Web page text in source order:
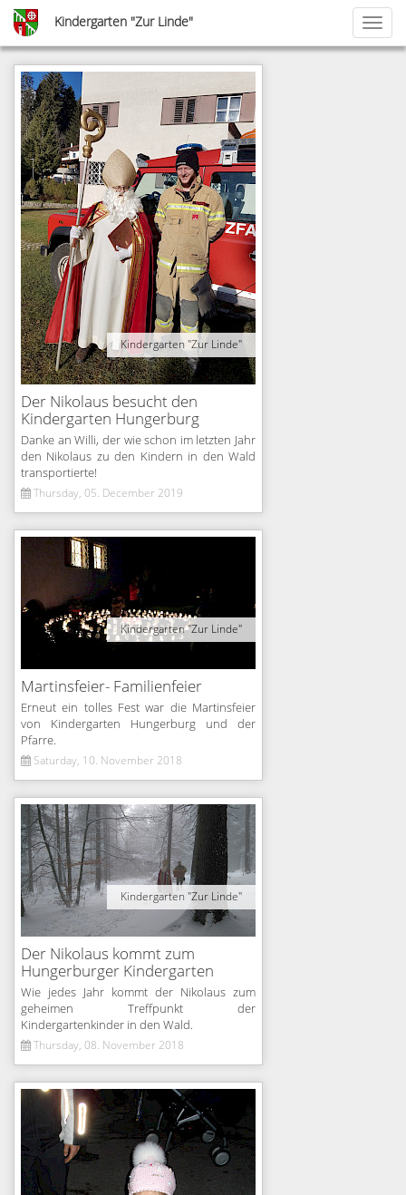
Skip
main
content
Kindergarten "Zur Linde"
Kindergarten "Zur Linde"
Der Nikolaus besucht den
Kindergarten Hungerburg
Danke an Willi, der wie schon im letzten Jahr
den Nikolaus zu den Kindern in den Wald
transportierte!
Thursday, 05. December 2019
Kindergarten "Zur Linde"
Martinsfeier- Familienfeier
Erneut ein tolles Fest war die Martinsfeier
von Kindergarten Hungerburg und der
Pfarre.
Saturday, 10. November 2018
Kindergarten "Zur Linde"
Der Nikolaus kommt zum
Hungerburger Kindergarten
Wie jedes Jahr kommt der Nikolaus zum
geheimen Treffpunkt der
Kindergartenkinder in den Wald.
Thursday, 08. November 2018